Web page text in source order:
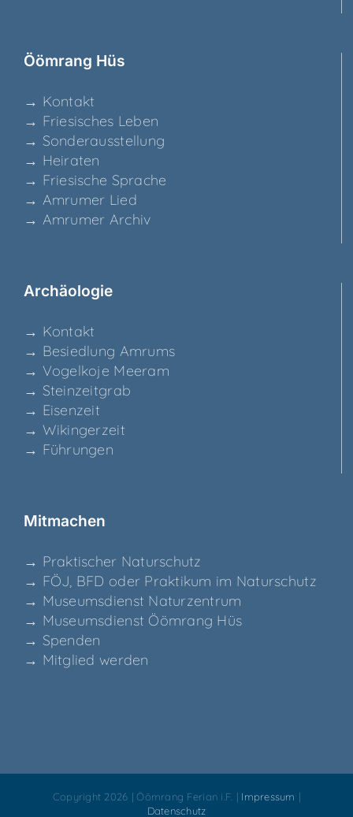
Ööm­rang Hüs
→ Kon­takt
→ Frie­si­sches Leben
→ Son­der­aus­stel­lung
→ Hei­ra­ten
→ Frie­si­sche Sprache
→ Amru­mer Lied
→ Amru­mer Archiv
Archäo­lo­gie
→ Kon­takt
→ Besied­lung Amrums
→ Vogel­ko­je Meeram
→ Stein­zeit­grab
→ Eisen­zeit
→ Wikin­ger­zeit
→ Füh­run­gen
Mit­ma­chen
→ Prak­ti­scher Naturschutz
→ FÖJ, BFD oder Prak­ti­kum im Naturschutz
→ Muse­ums­dienst Naturzentrum
→ Muse­ums­dienst Ööm­rang Hüs
→ Spen­den
→ Mit­glied werden
Copyright 2026 | Öömrang Ferian i.F. | Impressum |
Datenschutz